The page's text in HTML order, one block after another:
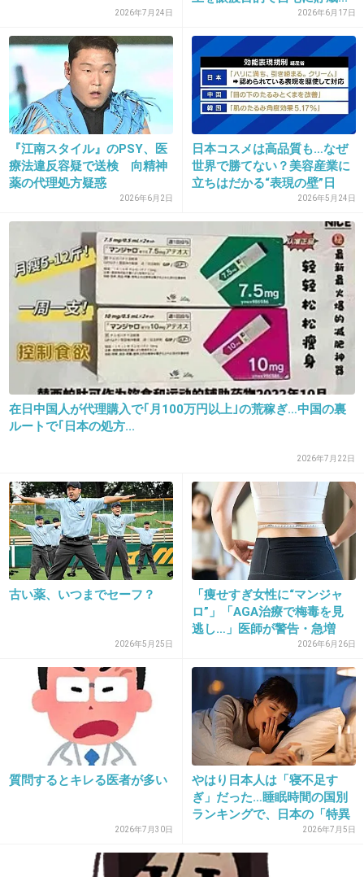
24. 匿名2019/05/31(金) 08:18:55
インフル薬なしで治癒ってかなり辛そう
+141
25. 匿名2019/05/31(金) 08:18:58
世界のことはよく知らないけど日本は健康保険
の制度が整ってるから皆行くんじゃない？自費
で何万もかかるならそりゃ行かない人も沢山い
ると思う
+170 -6
2019/05/31(金) 08:19:25
そう思うよ。高熱でフラフラしながらインフル
のお墨付きもらうためにバカみたい。
-6
27. 匿名2019/05/31(金) 08:19:36
日本は健康保険があって費用負担が安いぶん病
院行きやすいからだよ、それだけ。
+183 -15
28. 匿名2019/05/31(金) 08:19:59
ほっといても治るのはわかるけど、かなりしん
どいよ
+68 -7
日本人の長生きの秘訣はちゃんとした医療を気軽に受けられるから。
2026年7月24日 2026年6月17日
『江南スタイル』のPSY、医
療法違反容疑で送検 向精神
薬の代理処方疑惑
2026年6月2日
日本コスメは高品質も…なぜ
世界で勝てない？美容産業に
立ちはだかる“表現の壁”日
2026年5月24日
在日中国人が代理購入で｢月100万円以上｣の荒稼ぎ…中国の裏
ルートで｢日本の処方...
2026年7月22日
古い薬、いつまでセーフ？
2026年5月25日
「痩せすぎ女性に“マンジャ
ロ”」「AGA治療で梅毒を見
逃し…」医師が警告・急増
2026年6月26日
質問するとキレる医者が多い
2026年7月30日
やはり日本人は「寝不足す
ぎ」だった…睡眠時間の国別
ランキングで、日本の「特異
2026年7月5日